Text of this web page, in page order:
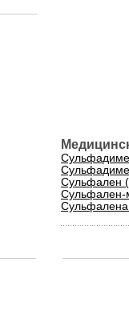
Сульфален
Сульфален-
Сульфалена